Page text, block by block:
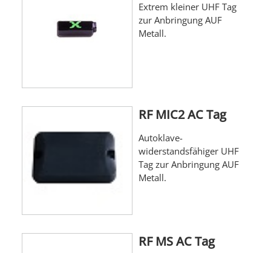
Extrem kleiner UHF Tag
zur Anbringung AUF
Metall.
RF MIC2 AC Tag
Autoklave-
widerstandsfähiger UHF
Tag zur Anbringung AUF
Metall.
RF MS AC Tag